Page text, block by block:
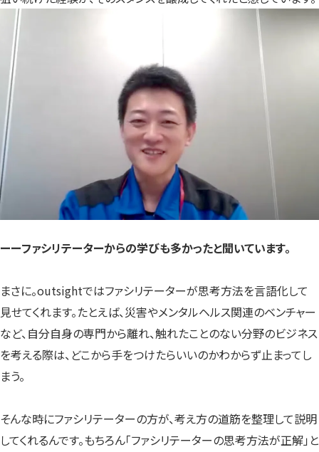
ーーファシリテーターからの学びも多かったと聞いています。
まさに。outsightではファシリテーターが思考方法を言語化して
見せてくれます。たとえば、災害やメンタルヘルス関連のベンチャー
など、自分自身の専門から離れ、触れたことのない分野のビジネス
を考える際は、どこから手をつけたらいいのかわからず止まってし
まう。
そんな時にファシリテーターの方が、考え方の道筋を整理して説明
してくれるんです。もちろん「ファシリテーターの思考方法が正解」と